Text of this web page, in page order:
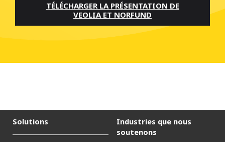
TÉLÉCHARGER LA PRÉSENTATION DE
VEOLIA ET NORFUND
Solutions
Industries que nous
soutenons